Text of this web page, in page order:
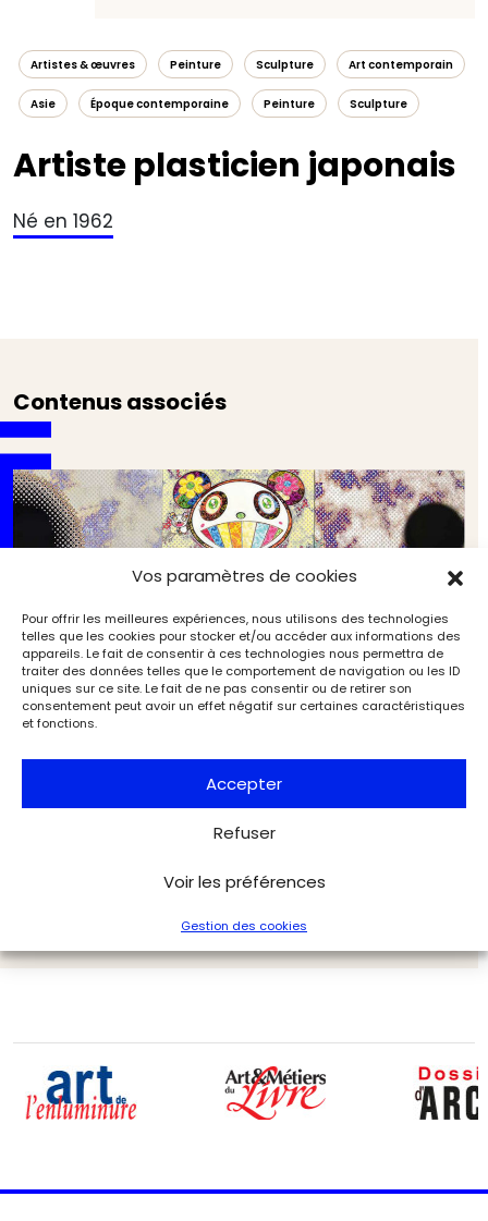
Vos paramètres de cookies
Pour offrir les meilleures expériences, nous utilisons des technologies
telles que les cookies pour stocker et/ou accéder aux informations des
appareils. Le fait de consentir à ces technologies nous permettra de
traiter des données telles que le comportement de navigation ou les ID
uniques sur ce site. Le fait de ne pas consentir ou de retirer son
consentement peut avoir un effet négatif sur certaines caractéristiques
et fonctions.
Accepter
Refuser
Voir les préférences
Gestion des cookies
Artistes & œuvres Peinture Sculpture Art contemporain
Asie Époque contemporaine Peinture Sculpture
Artiste plasticien japonais
Né en 1962
Contenus associés
Chronique du droit de l’art : « Comment les musées
dation Picasso à la donation d’Emmanuel Perrotin
L'Objet d'Art